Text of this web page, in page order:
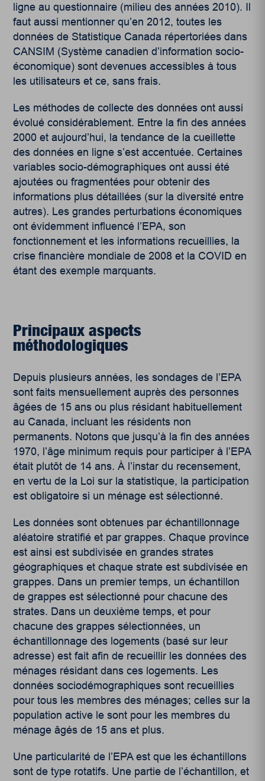
ligne au questionnaire (milieu des années 2010). Il
faut aussi mentionner qu’en 2012, toutes les
données de Statistique Canada répertoriées dans
CANSIM (Système canadien d’information socio-
économique) sont devenues accessibles à tous
les utilisateurs et ce, sans frais.
Les méthodes de collecte des données ont aussi
évolué considérablement. Entre la fin des années
2000 et aujourd’hui, la tendance de la cueillette
des données en ligne s’est accentuée. Certaines
variables socio-démographiques ont aussi été
ajoutées ou fragmentées pour obtenir des
informations plus détaillées (sur la diversité entre
autres). Les grandes perturbations économiques
ont évidemment influencé l’EPA, son
fonctionnement et les informations recueillies, la
crise financière mondiale de 2008 et la COVID en
étant des exemple marquants.
Principaux aspects
méthodologiques
Depuis plusieurs années, les sondages de l’EPA
sont faits mensuellement auprès des personnes
âgées de 15 ans ou plus résidant habituellement
au Canada, incluant les résidents non
permanents. Notons que jusqu’à la fin des années
1970, l’âge minimum requis pour participer à l’EPA
était plutôt de 14 ans. À l’instar du recensement,
en vertu de la Loi sur la statistique, la participation
est obligatoire si un ménage est sélectionné.
Les données sont obtenues par échantillonnage
aléatoire stratifié et par grappes. Chaque province
est ainsi est subdivisée en grandes strates
géographiques et chaque strate est subdivisée en
grappes. Dans un premier temps, un échantillon
de grappes est sélectionné pour chacune des
strates. Dans un deuxième temps, et pour
chacune des grappes sélectionnées, un
échantillonnage des logements (basé sur leur
adresse) est fait afin de recueillir les données des
ménages résidant dans ces logements. Les
données sociodémographiques sont recueillies
pour tous les membres des ménages; celles sur la
population active le sont pour les membres du
ménage âgés de 15 ans et plus.
Une particularité de l’EPA est que les échantillons
sont de type rotatifs. Une partie de l’échantillon, et